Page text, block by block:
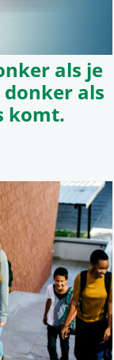
als je
als
komt.